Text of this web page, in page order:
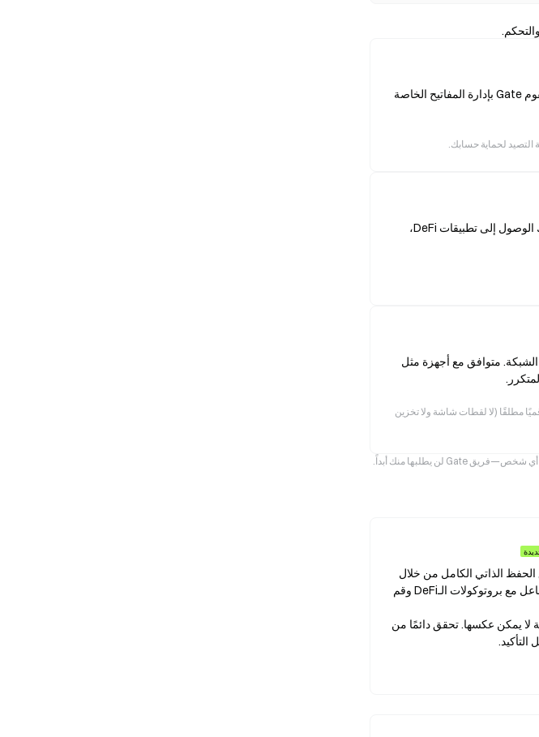
أصولك مدعومة بنسبة 100% من الاحتياطيات، وهي قابلة للتدقيق العلني عبر تقنية شجرة ميركل. تقوم Gate بإدارة المفاتيح الخاصة
أنت تحتفظ بمفاتيحك الخاصة، مدعومة بتقنية MPC (الحوسبة متعددة الأطراف) لتعزيز الأمان. يمكنك الوصول إلى تطبيقات DeFi،
متوافق مع أجهزة مثل
مطلقًا (لا لقطات شاشة ولا تخزين
نصائح أمان احترافية: فعّل 2FA (مثل Google Authenticator) فور إنشاء حسابك. لا تشارك عبارة الاسترداد أو المفاتيح الخاصة مع أي شخص—فريق Gate لن يطلبها منك أبداً.
الذاتي الكامل من خلال
محفظة Gate ويب3. تفاعل مع بروتوكولات الـDeFi وقم
لا يمكن عكسها. تحقق دائمًا من
التأكيد.